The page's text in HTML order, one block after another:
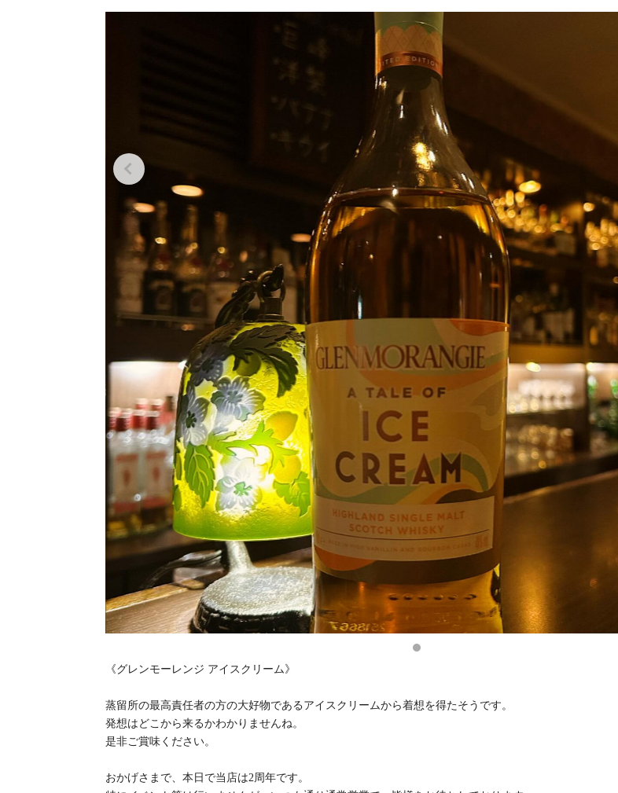
《グレンモーレンジ アイスクリーム》
蒸留所の最高責任者の方の大好物であるアイスクリームから着想を得たそうです。
発想はどこから来るかわかりませんね。
是非ご賞味ください。
おかげさまで、本日で当店は2周年です。